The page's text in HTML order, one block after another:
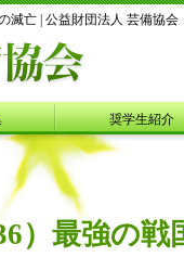
滅亡 | 公益財団法人 芸備協会
奨学生紹介
）最強の